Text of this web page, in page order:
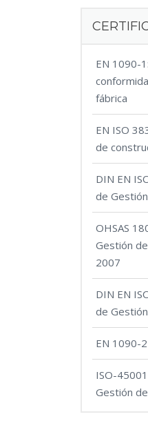
EN 1090-
fábrica
EN ISO
de
DIN EN
de
OHSAS
Gestión
2007
DIN EN
de
EN 1090-
ISO-
Gestión